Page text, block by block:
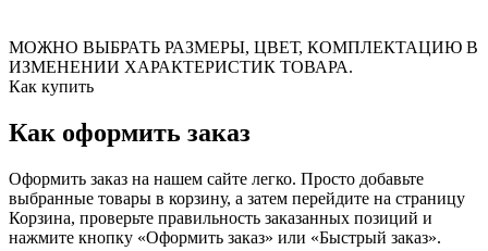
МОЖНО ВЫБРАТЬ РАЗМЕРЫ, ЦВЕТ, КОМПЛЕКТАЦИЮ В
ИЗМЕНЕНИИ ХАРАКТЕРИСТИК ТОВАРА.
Как купить
Как оформить заказ
Оформить заказ на нашем сайте легко. Просто добавьте
выбранные товары в корзину, а затем перейдите на страницу
Корзина, проверьте правильность заказанных позиций и
нажмите кнопку «Оформить заказ» или «Быстрый заказ».